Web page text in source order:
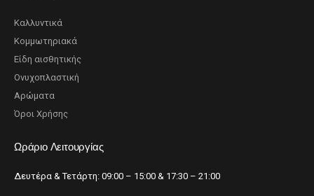
Καλλυντικά
Κομμωτηριακά
Είδη αισθητικής
Ονυχοπλαστική
Αρώματα
Όροι Χρήσης
Ωράριο Λειτουργίας
Δευτέρα & Τετάρτη: 09:00 – 15:00 & 17:30 – 21:00